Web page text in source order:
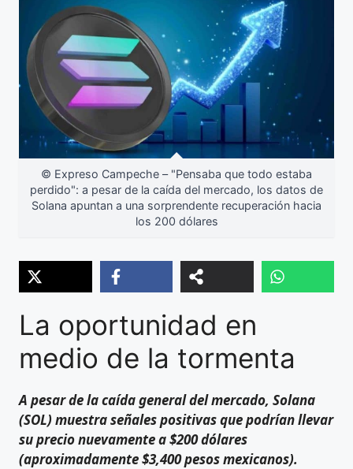
© Expreso Campeche – "Pensaba que todo estaba
perdido": a pesar de la caída del mercado, los datos de
Solana apuntan a una sorprendente recuperación hacia
los 200 dólares
La oportunidad en
medio de la tormenta
A pesar de la caída general del mercado, Solana
(SOL) muestra señales positivas que podrían llevar
su precio nuevamente a $200 dólares
(aproximadamente $3,400 pesos mexicanos).